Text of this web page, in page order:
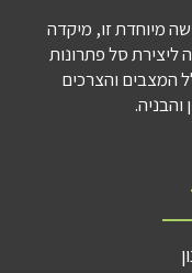
מיוחדת זו, מיקדה
ליצירת סל פתרונות
המצבים והצרכים